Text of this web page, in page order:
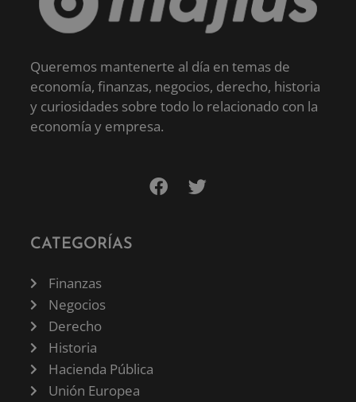
Queremos mantenerte al día en temas de
economía, finanzas, negocios, derecho, historia
y curiosidades sobre todo lo relacionado con la
economía y empresa.
CATEGORÍAS
Finanzas
Negocios
Derecho
Historia
Hacienda Pública
Unión Europea